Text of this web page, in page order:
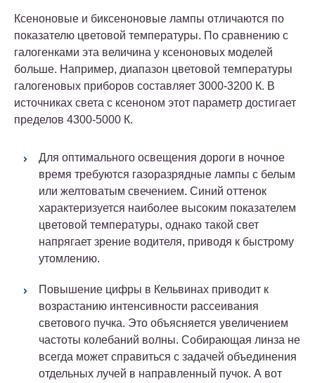
Ксеноновые и биксеноновые лампы отличаются по
показателю цветовой температуры. По сравнению с
галогенками эта величина у ксеноновых моделей
больше. Например, диапазон цветовой температуры
галогеновых приборов составляет 3000-3200 К. В
источниках света с ксеноном этот параметр достигает
пределов 4300-5000 К.
Для оптимального освещения дороги в ночное
время требуются газоразрядные лампы с белым
или желтоватым свечением. Синий оттенок
характеризуется наиболее высоким показателем
цветовой температуры, однако такой свет
напрягает зрение водителя, приводя к быстрому
утомлению.
Повышение цифры в Кельвинах приводит к
возрастанию интенсивности рассеивания
светового пучка. Это объясняется увеличением
частоты колебаний волны. Собирающая линза не
всегда может справиться с задачей объединения
отдельных лучей в направленный пучок. А вот